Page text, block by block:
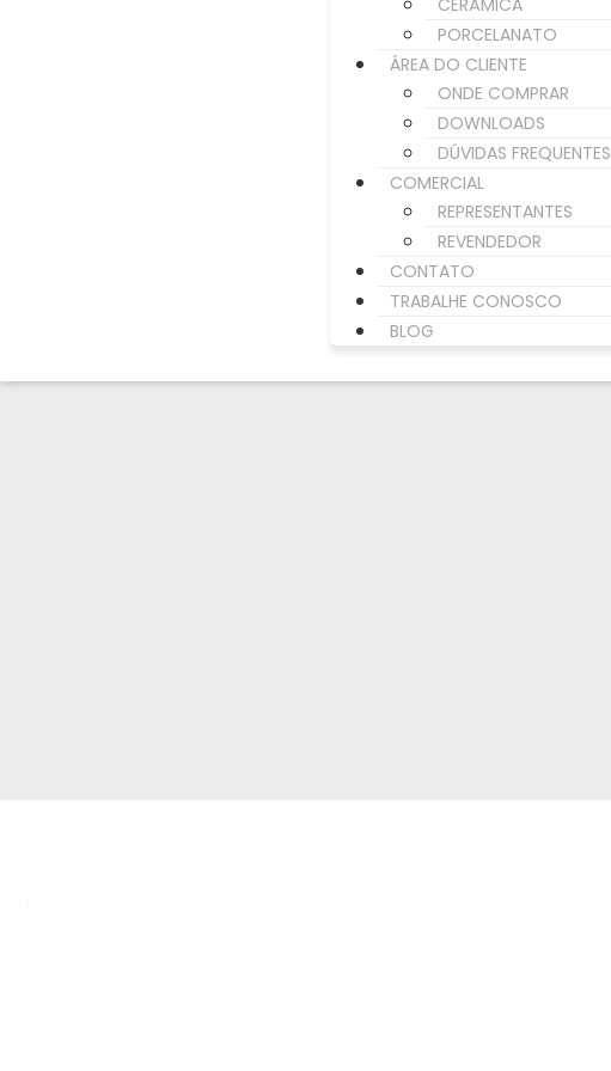
CERÂMICA
PORCELANATO
ÁREA DO CLIENTE
ONDE COMPRAR
DOWNLOADS
DÚVIDAS FREQUENTES
COMERCIAL
REPRESENTANTES
REVENDEDOR
CONTATO
TRABALHE CONOSCO
BLOG